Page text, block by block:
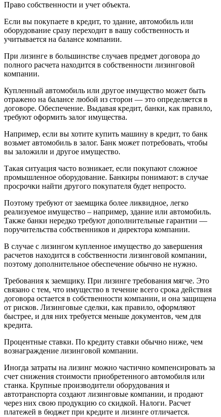
Право собственности и учет объекта.
Если вы покупаете в кредит, то здание, автомобиль или
оборудование сразу переходит в вашу собственность и
учитывается на балансе компании.
При лизинге в большинстве случаев предмет договора до
полного расчета находится в собственности лизинговой
компании.
Купленный автомобиль или другое имущество может быть
отражено на балансе любой из сторон — это определяется в
договоре. Обеспечение. Выдавая кредит, банки, как правило,
требуют оформить залог имущества.
Например, если вы хотите купить машину в кредит, то банк
возьмет автомобиль в залог. Банк может потребовать, чтобы
вы заложили и другое имущество.
Такая ситуация часто возникает, если покупают сложное
промышленное оборудование. Банкиры понимают: в случае
просрочки найти другого покупателя будет непросто.
Поэтому требуют от заемщика более ликвидное, легко
реализуемое имущество – например, здание или автомобиль.
Также банки нередко требуют дополнительные гарантии —
поручительства собственников и директора компании.
В случае с лизингом купленное имущество до завершения
расчетов находится в собственности лизинговой компании,
поэтому дополнительное обеспечение обычно не нужно.
Требования к заемщику. При лизинге требования мягче. Это
связано с тем, что имущество в течение всего срока действия
договора остается в собственности компании, и она защищена
от рисков. Лизинговые сделки, как правило, оформляют
быстрее, и для них требуется меньше документов, чем для
кредита.
Процентные ставки. По кредиту ставки обычно ниже, чем
вознаграждение лизинговой компании.
Иногда затраты на лизинг можно частично компенсировать за
счет снижения стоимости приобретенного автомобиля или
станка. Крупные производители оборудования и
автотранспорта создают лизинговые компании, и продают
через них свою продукцию со скидкой. Налоги. Расчет
платежей в бюджет при кредите и лизинге отличается.